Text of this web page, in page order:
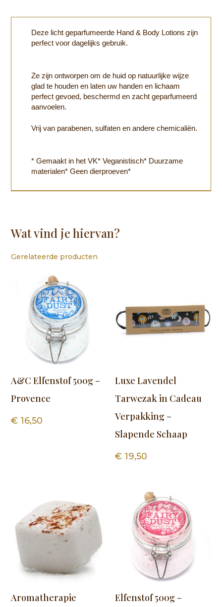
Deze licht geparfumeerde Hand & Body Lotions zijn
perfect voor dagelijks gebruik.
Ze zijn ontworpen om de huid op natuurlijke wijze
glad te houden en laten uw handen en lichaam
perfect gevoed, beschermd en zacht geparfumeerd
aanvoelen.
Vrij van parabenen, sulfaten en andere chemicaliën.
* Gemaakt in het VK* Veganistisch* Duurzame
materialen* Geen dierproeven*
Wat vind je hiervan?
Gerelateerde producten
A&C Elfenstof 500g –
Provence
€ 16,50
Luxe Lavendel
Tarwezak in Cadeau
Verpakking –
Slapende Schaap
€ 19,50
Aromatherapie
Elfenstof 500g –